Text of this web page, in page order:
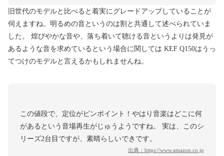
旧世代のモデルと比べると着実にグレードアップしていることが
伺えますね。明るめの音というのは割と共通して述べられていま
した。 煌びやかな音や、落ち着いて聴ける音というよりは発見が
あるような音を求めているという場合に関しては KEF Q150はうっ
てつけのモデルと言えるかもしれませんね。
この値段で、定位がピンポイント！やはり音楽はどこに何
があるという音場再生がじゅうようですね。 実は、このシ
リーズ2台目ですが、素晴らしいできです。
出典： https://www.amazon.co.jp